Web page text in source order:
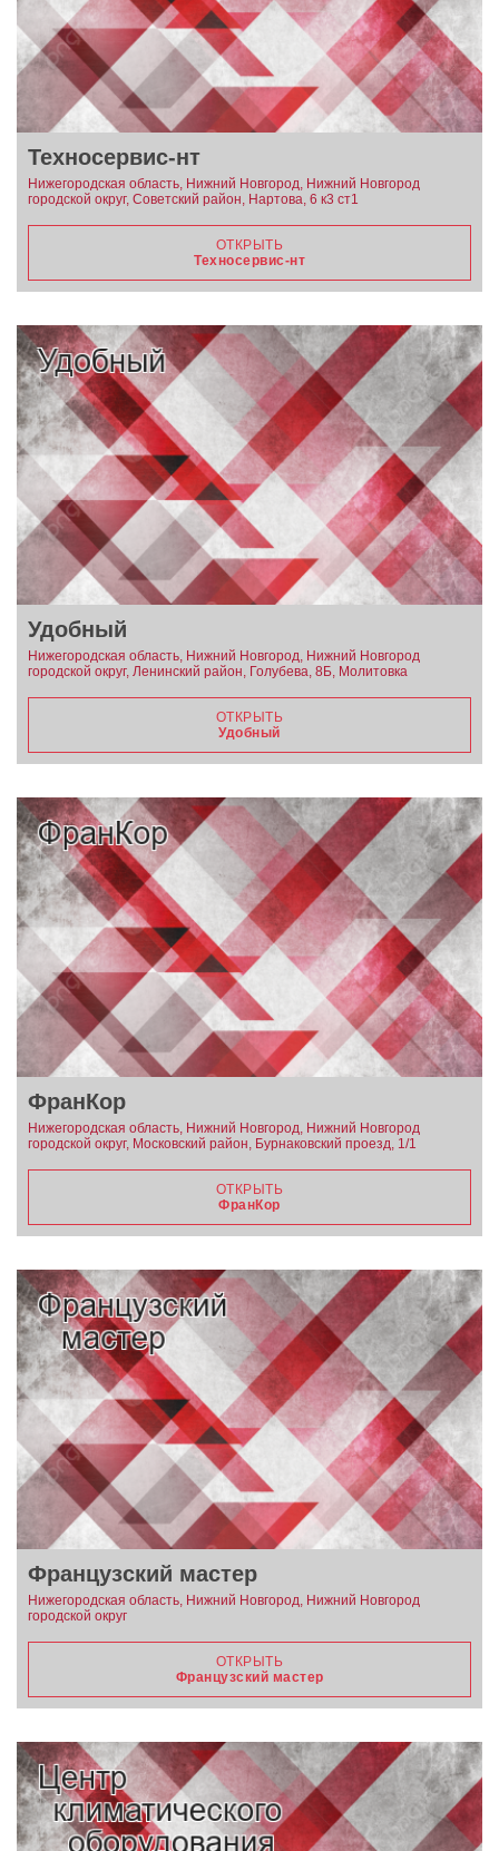
Техносервис-нт
Нижегородская область, Нижний Новгород, Нижний Новгород
городской округ, Советский район, Нартова, 6 к3 ст1
ОТКРЫТЬ
Техносервис-нт
Удобный
Нижегородская область, Нижний Новгород, Нижний Новгород
городской округ, Ленинский район, Голубева, 8Б, Молитовка
ОТКРЫТЬ
Удобный
ФранКор
Нижегородская область, Нижний Новгород, Нижний Новгород
городской округ, Московский район, Бурнаковский проезд, 1/1
ОТКРЫТЬ
ФранКор
Французский мастер
Нижегородская область, Нижний Новгород, Нижний Новгород
городской округ
ОТКРЫТЬ
Французский мастер